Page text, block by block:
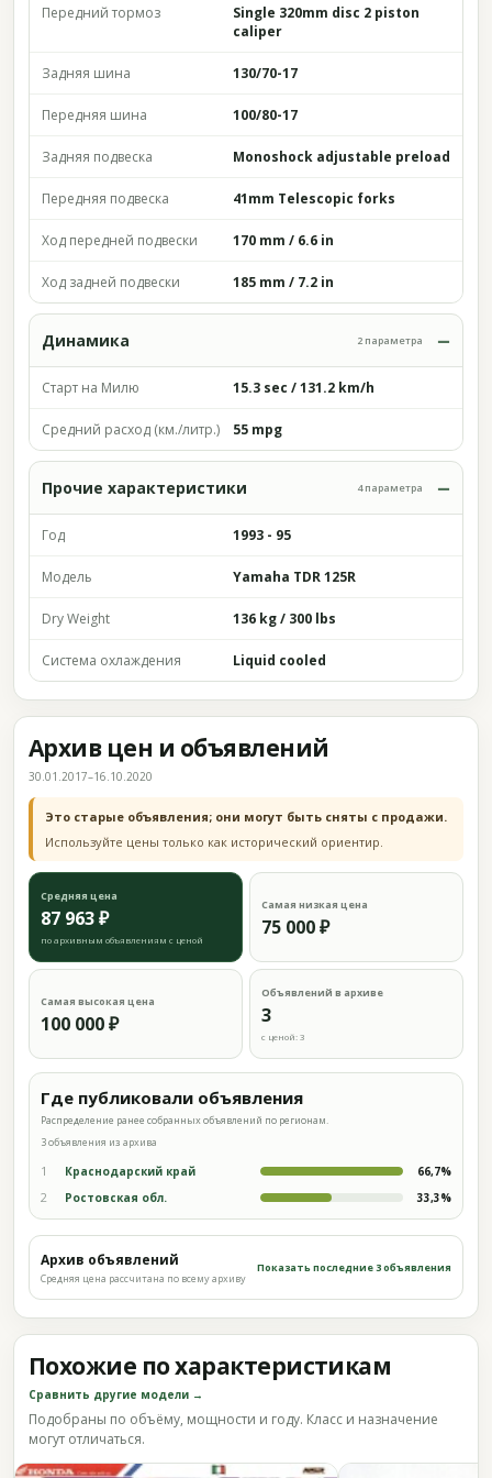
Передний тормоз
Single 320mm disc 2 piston
caliper
Задняя шина 130/70-17
Передняя шина 100/80-17
Задняя подвеска Monoshock adjustable preload
Передняя подвеска 41mm Telescopic forks
Ход передней подвески 170 mm / 6.6 in
Ход задней подвески 185 mm / 7.2 in
Динамика 2 параметра
Старт на Милю 15.3 sec / 131.2 km/h
Средний расход (км./литр.) 55 mpg
Прочие характеристики 4 параметра
Год 1993 - 95
Модель Yamaha TDR 125R
Dry Weight 136 kg / 300 lbs
Система охлаждения Liquid cooled
Архив цен и объявлений
30.01.2017–16.10.2020
Это старые объявления; они могут быть сняты с продажи.
Используйте цены только как исторический ориентир.
Средняя цена
87 963 ₽
по архивным объявлениям с ценой
Самая низкая цена
75 000 ₽
Самая высокая цена
100 000 ₽
Объявлений в архиве
3
с ценой: 3
Где публиковали объявления
Распределение ранее собранных объявлений по регионам.
3 объявления из архива
1 Краснодарский край 66,7%
2 Ростовская обл. 33,3%
Архив объявлений
Средняя цена рассчитана по всему архиву
Показать последние 3 объявления
Похожие по характеристикам
Сравнить другие модели →
Подобраны по объёму, мощности и году. Класс и назначение
могут отличаться.